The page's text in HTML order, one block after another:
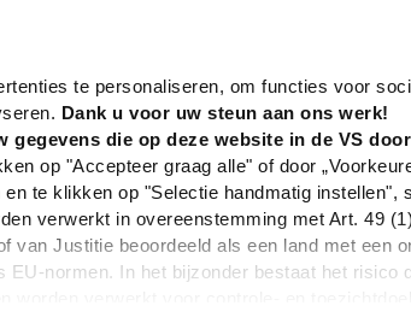
te personaliseren, om functies voor
Dank u voor uw steun aan ons werk!
gegevens die op deze website in de VS
op "Accepteer graag alle" of door
en te klikken op "Selectie handmatig instellen",
verwerkt in overeenstemming met Art. 49
van Justitie beoordeeld als een land met een
EU-normen. In het bijzonder bestaat het risico